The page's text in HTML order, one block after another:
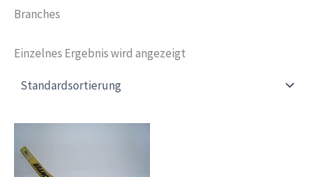
Branches
Einzelnes Ergebnis wird angezeigt